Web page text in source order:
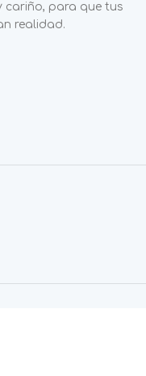
cariño, para que tus
realidad.